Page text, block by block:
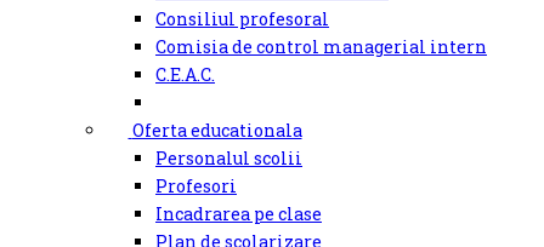
Consiliul profesoral
Comisia de control managerial intern
C.E.A.C.
Oferta educationala
Personalul scolii
Profesori
Incadrarea pe clase
Plan de scolarizare